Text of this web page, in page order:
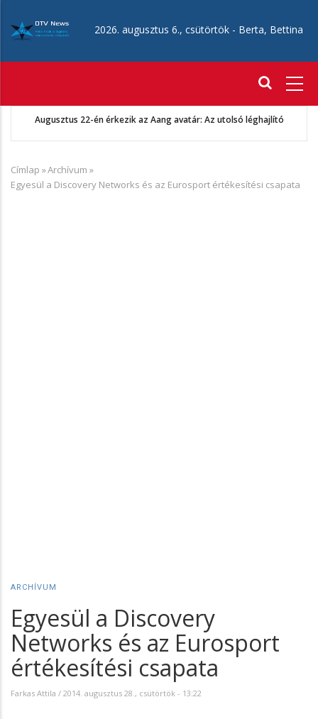
tartalomra
2026. augusztus 6., csütörtök - Berta, Bettina
Augusztus 22-én érkezik az Aang avatár: Az utolsó léghajlító
Morzsa
Címlap »Archívum »
Egyesül a Discovery Networks és az Eurosport értékesítési csapata
ARCHÍVUM
Egyesül a Discovery
Networks és az Eurosport
értékesítési csapata
Farkas Attila / 2014. augusztus 28., csütörtök - 13:22